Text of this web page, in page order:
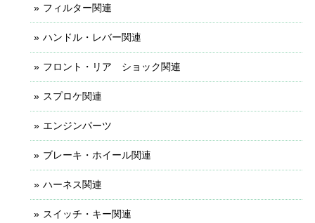
フィルター関連
ハンドル・レバー関連
フロント・リア ショック関連
スプロケ関連
エンジンパーツ
ブレーキ・ホイール関連
ハーネス関連
スイッチ・キー関連